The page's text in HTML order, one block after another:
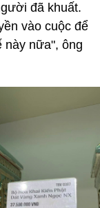
đã khuất.
vào cuộc để
này nữa", ông